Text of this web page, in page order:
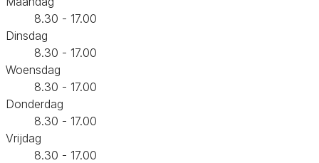
8.30 - 17.00
Dinsdag
8.30 - 17.00
Woensdag
8.30 - 17.00
Donderdag
8.30 - 17.00
Vrijdag
8.30 - 17.00